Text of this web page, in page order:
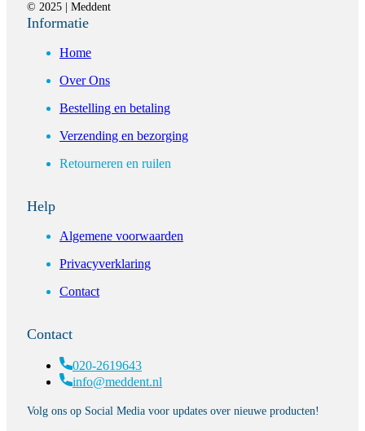
© 2025 | Meddent
Informatie
Home
Over Ons
Bestelling en betaling
Verzending en bezorging
Retourneren en ruilen
Help
Algemene voorwaarden
Privacyverklaring
Contact
Contact
020-2619643
info@meddent.nl
Volg ons op Social Media voor updates over nieuwe producten!